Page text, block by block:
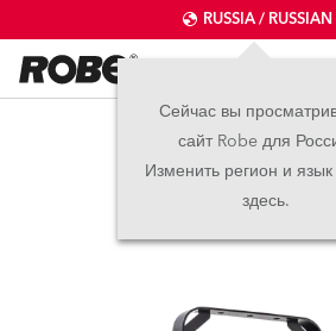
RUSSIA / RUSSIAN
Сейчас вы
сайт Robe для
Изменить регион и
здесь.
iT12 PC™